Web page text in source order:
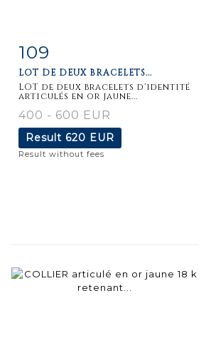
Item detail
109
LOT DE DEUX BRACELETS...
LOT de deux bracelets d'identité
articulés en or jaune...
400 - 600 EUR
Result 620 EUR
Result without fees